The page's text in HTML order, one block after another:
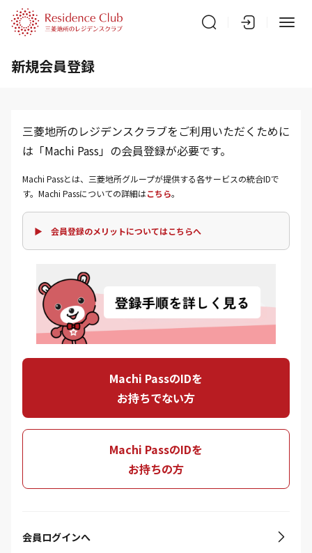
新規会員登録
三菱地所のレジデンスクラブをご利用いただくために
は「Machi Pass」の会員登録が必要です。
Machi Passとは、三菱地所グループが提供する各サービスの統合IDで
す。Machi Passについての詳細はこちら。
▶ 会員登録のメリットについてはこちらへ
Machi PassのIDを
お持ちでない方
Machi PassのIDを
お持ちの方
会員ログインへ